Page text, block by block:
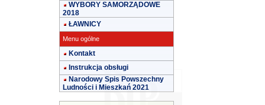
WYBORY SAMORZĄDOWE
2018
ŁAWNICY
Menu ogólne
Kontakt
Instrukcja obsługi
Narodowy Spis Powszechny
Ludności i Mieszkań 2021